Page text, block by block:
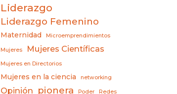
Liderazgo
Liderazgo Femenino
Maternidad Microemprendimientos
Mujeres Mujeres Científicas
Mujeres en Directorios
Mujeres en la ciencia networking
Opinión pionera Poder Redes